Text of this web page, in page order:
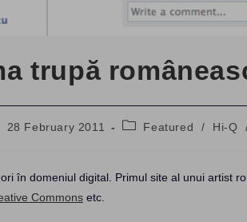
trupă
28 February 2011
PostFeatured / Hi-Q
în domeniul digital. Primul site al unui artist
Commons etc.